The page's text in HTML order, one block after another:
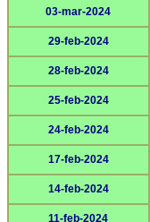
03-mar-2024
29-feb-2024
28-feb-2024
25-feb-2024
24-feb-2024
17-feb-2024
14-feb-2024
11-feb-2024